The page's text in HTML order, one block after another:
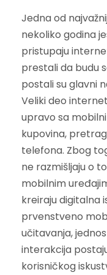
Jedna od
nekoliko godina
pristupaju
prestali da budu
postali su glavni
Veliki deo
upravo sa
kupovina,
telefona. Zbog
ne razmišljaju o
mobilnim
kreiraju digitalna
prvenstveno
učitavanja,
interakcija
korisničkog